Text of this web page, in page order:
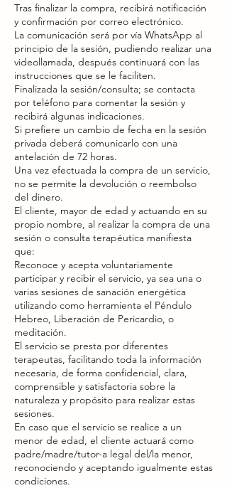
Tras finalizar la compra, recibirá notificación
y confirmación por correo electrónico.
La comunicación será por vía WhatsApp al
principio de la sesión, pudiendo realizar una
videollamada, después continuará con las
instrucciones que se le faciliten.
Finalizada la sesión/consulta; se contacta
por teléfono para comentar la sesión y
recibirá algunas indicaciones.
Si prefiere un cambio de fecha en la sesión
privada deberá comunicarlo con una
antelación de 72 horas.
Una vez efectuada la compra de un servicio,
no se permite la devolución o reembolso
del dinero.
El cliente, mayor de edad y actuando en su
propio nombre, al realizar la compra de una
sesión o consulta terapéutica manifiesta
que:
Reconoce y acepta voluntariamente
participar y recibir el servicio, ya sea una o
varias sesiones de sanación energética
utilizando como herramienta el Péndulo
Hebreo, Liberación de Pericardio, o
meditación.
El servicio se presta por diferentes
terapeutas, facilitando toda la información
necesaria, de forma confidencial, clara,
comprensible y satisfactoria sobre la
naturaleza y propósito para realizar estas
sesiones.
En caso que el servicio se realice a un
menor de edad, el cliente actuará como
padre/madre/tutor-a legal del/la menor,
reconociendo y aceptando igualmente estas
condiciones.